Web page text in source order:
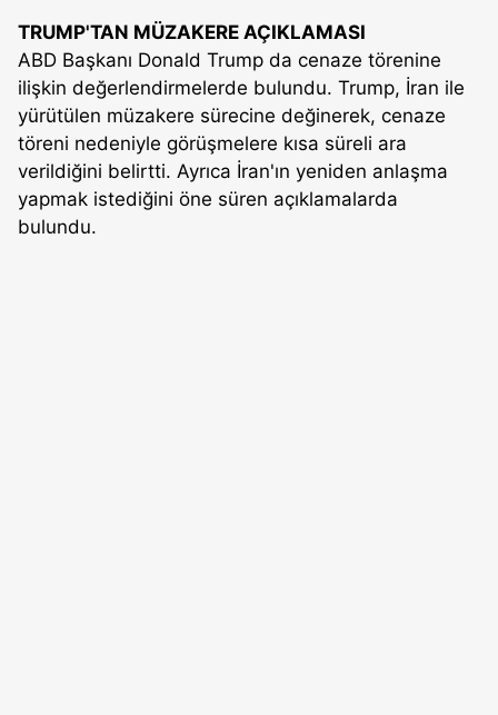
TRUMP'TAN MÜZAKERE AÇIKLAMASI
ABD Başkanı Donald Trump da cenaze törenine
ilişkin değerlendirmelerde bulundu. Trump, İran ile
yürütülen müzakere sürecine değinerek, cenaze
töreni nedeniyle görüşmelere kısa süreli ara
verildiğini belirtti. Ayrıca İran'ın yeniden anlaşma
yapmak istediğini öne süren açıklamalarda
bulundu.